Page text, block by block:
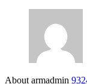
About armadmin